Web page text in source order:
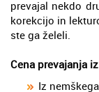
prevajal nekdo
korekcijo in
ste ga želeli.
Cena prevajanja
Iz